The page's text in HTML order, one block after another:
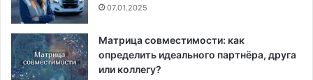
07.01.2025
Матрица совместимости: как
определить идеального партнёра, друга
или коллегу?